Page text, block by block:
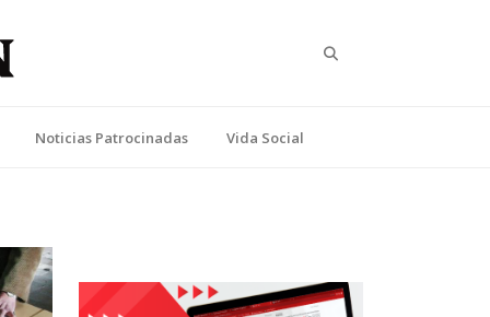
Noticias Patrocinadas Vida Social